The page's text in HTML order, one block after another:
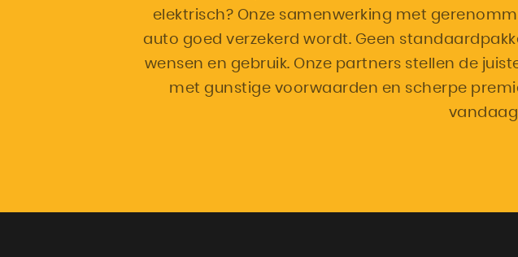
elektrisch? Onze samenwerking met
auto goed verzekerd wordt. Geen
wensen en gebruik. Onze partners stellen de
met gunstige voorwaarden en scherpe